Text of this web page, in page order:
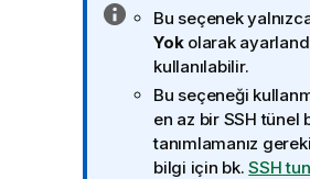
B
Bu seçenek
Yokolarak
kullanılabilir.
Bu seçeneği
en az bir SSH tünel
tanımlamanız
bilgi için bk.SSH